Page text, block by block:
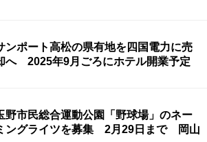
ンポート高松の県有地を四国電力に売
へ 2025年9月ごろにホテル開業予定
野市民総合運動公園「野球場」のネー
ングライツを募集 2月29日まで 岡山